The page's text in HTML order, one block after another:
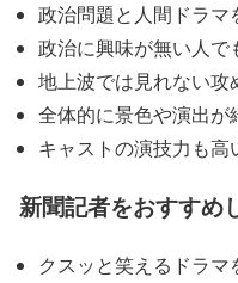
政治問題と人間ドラマ
政治に興味が無い人で
地上波では見れない攻
全体的に景色や演出が
キャストの演技力も高
新聞記者をおすすめ
クスッと笑えるドラマ